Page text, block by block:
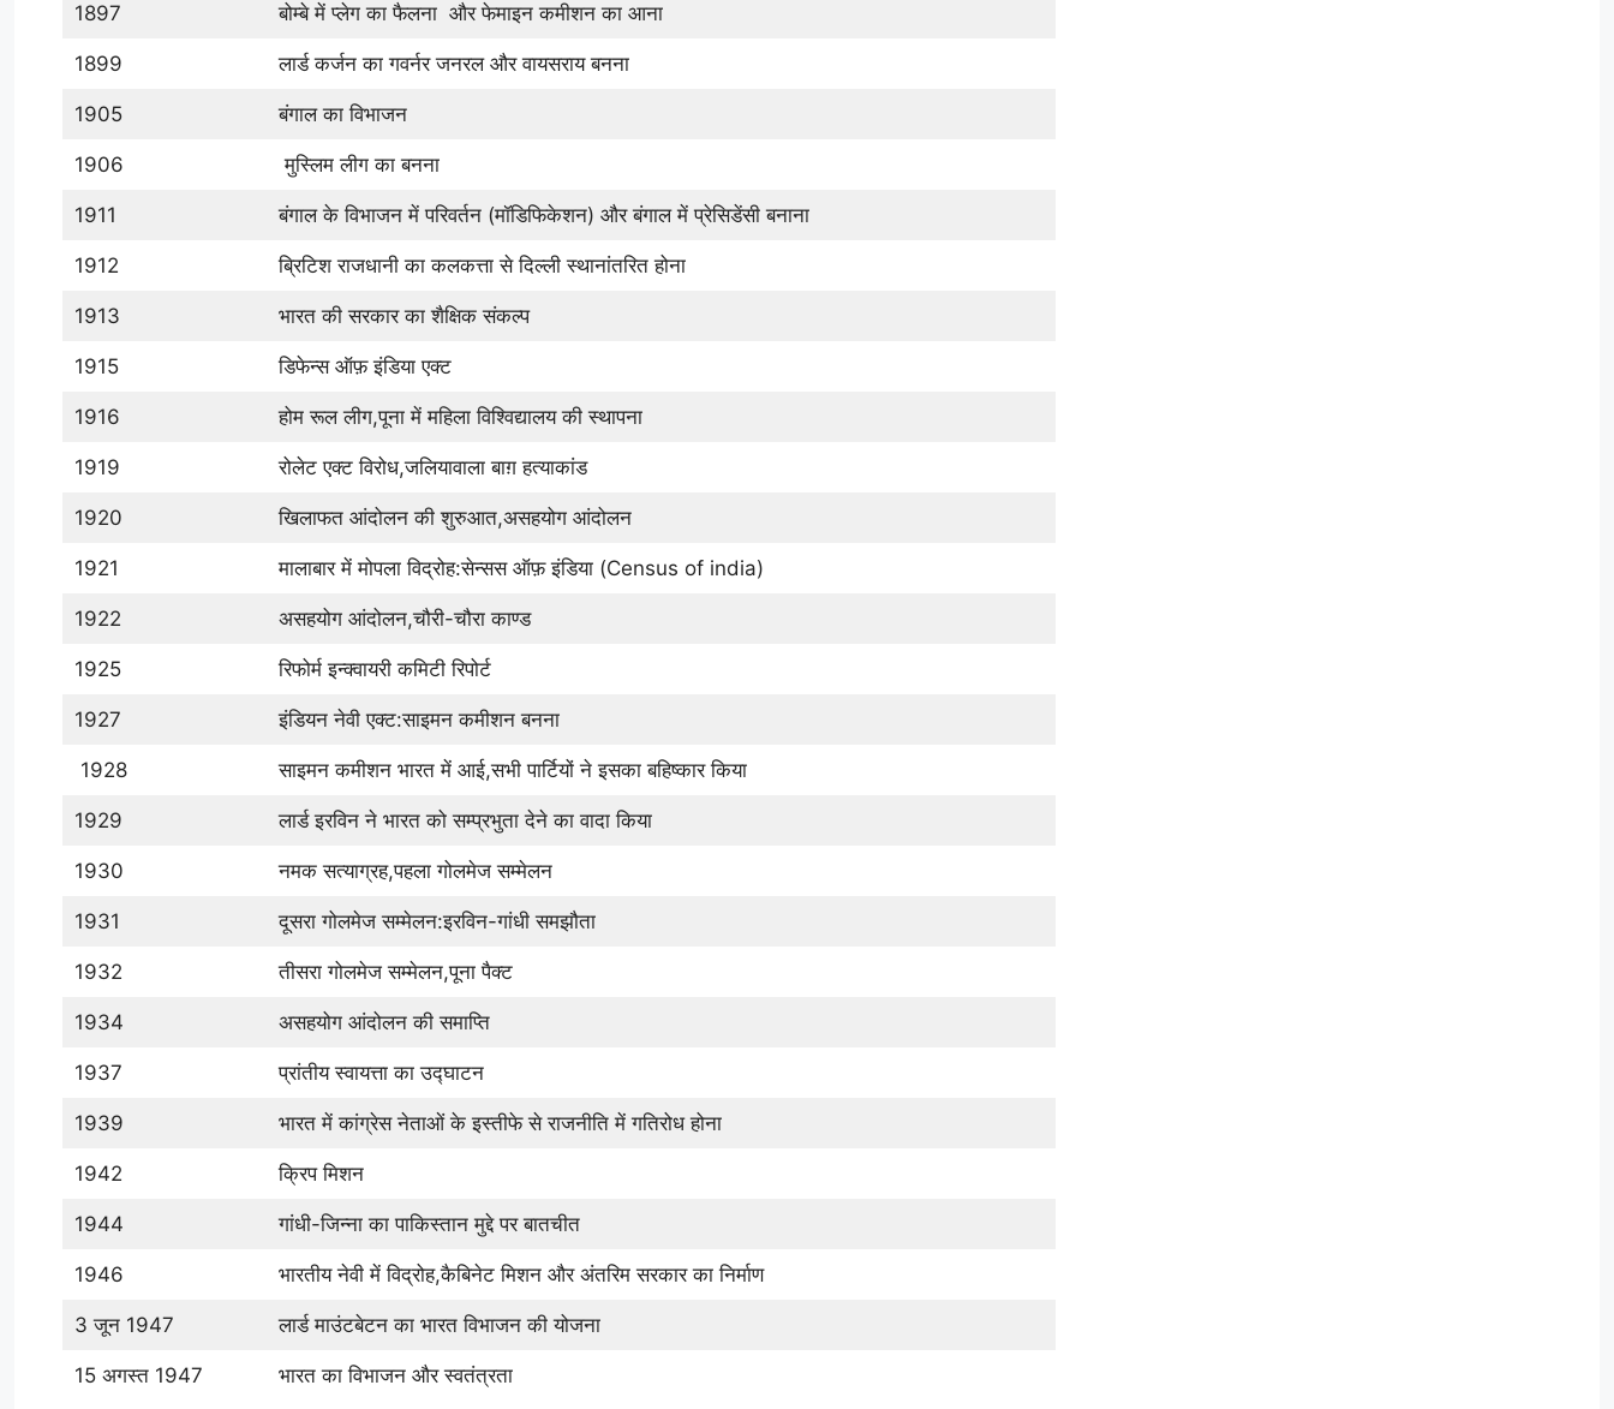
1897 बोम्बे में प्लेग का फैलना और फेमाइन कमीशन का आना
1899 लार्ड कर्जन का गवर्नर जनरल और वायसराय बनना
1905 बंगाल का विभाजन
1906 मुस्लिम लीग का बनना
1911 बंगाल के विभाजन में परिवर्तन (मॉडिफिकेशन) और बंगाल में प्रेसिडेंसी बनाना
1912 ब्रिटिश राजधानी का कलकत्ता से दिल्ली स्थानांतरित होना
1913 भारत की सरकार का शैक्षिक संकल्प
1915 डिफेन्स ऑफ़ इंडिया एक्ट
1916 होम रूल लीग,पूना में महिला विश्विद्यालय की स्थापना
1919 रोलेट एक्ट विरोध,जलियावाला बाग़ हत्याकांड
1920 खिलाफत आंदोलन की शुरुआत,असहयोग आंदोलन
1921 मालाबार में मोपला विद्रोह:सेन्सस ऑफ़ इंडिया (Census of india)
1922 असहयोग आंदोलन,चौरी-चौरा काण्ड
1925 रिफोर्म इन्क्वायरी कमिटी रिपोर्ट
1927 इंडियन नेवी एक्ट:साइमन कमीशन बनना
1928 साइमन कमीशन भारत में आई,सभी पार्टियों ने इसका बहिष्कार किया
1929 लार्ड इरविन ने भारत को सम्प्रभुता देने का वादा किया
1930 नमक सत्याग्रह,पहला गोलमेज सम्मेलन
1931 दूसरा गोलमेज सम्मेलन:इरविन-गांधी समझौता
1932 तीसरा गोलमेज सम्मेलन,पूना पैक्ट
1934 असहयोग आंदोलन की समाप्ति
1937 प्रांतीय स्वायत्ता का उद्घाटन
1939 भारत में कांग्रेस नेताओं के इस्तीफे से राजनीति में गतिरोध होना
1942 क्रिप मिशन
1944 गांधी-जिन्ना का पाकिस्तान मुद्दे पर बातचीत
1946 भारतीय नेवी में विद्रोह,कैबिनेट मिशन और अंतरिम सरकार का निर्माण
3 जून 1947 लार्ड माउंटबेटन का भारत विभाजन की योजना
15 अगस्त 1947 भारत का विभाजन और स्वतंत्रता